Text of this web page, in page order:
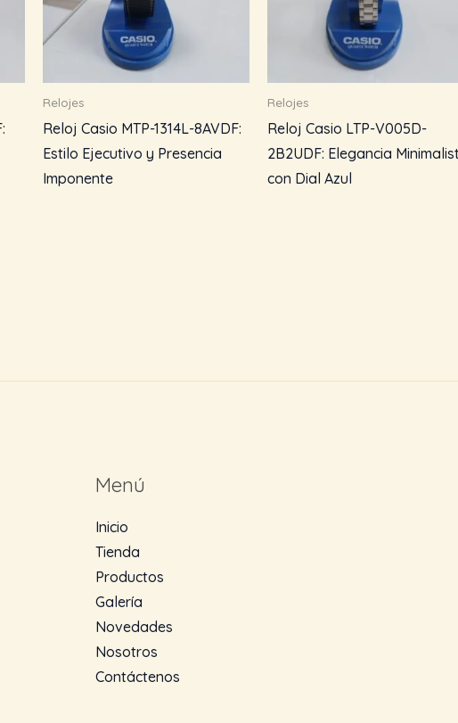
Relojes
Reloj Casio MTP-1314L-8AVDF:
Estilo Ejecutivo y Presencia
Imponente
Relojes
Reloj Casio LTP-V005D-
2B2UDF: Elegancia
con Dial Azul
Menú
Inicio
Tienda
Productos
Galería
Novedades
Nosotros
Contáctenos